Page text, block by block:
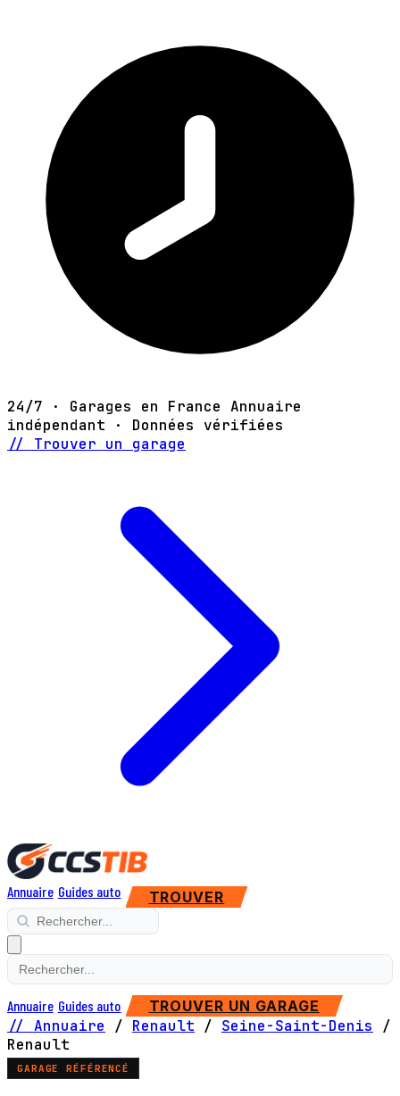
24/7 · Garages en France Annuaire
indépendant · Données vérifiées
// Trouver un garage
Annuaire Guides auto TROUVER
Annuaire Guides auto TROUVER UN GARAGE
// Annuaire / Renault / Seine-Saint-Denis
/
Renault
GARAGE RÉFÉRENCÉ